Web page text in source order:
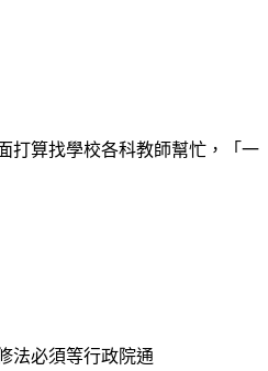
打算找學校各科教師幫忙，「一
法必須等行政院通